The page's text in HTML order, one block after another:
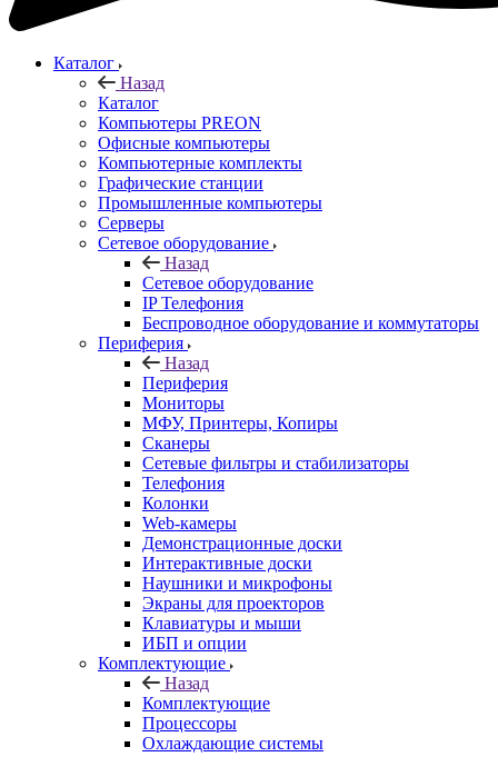
Каталог
Назад
Каталог
Компьютеры PREON
Офисные компьютеры
Компьютерные комплекты
Графические станции
Промышленные компьютеры
Серверы
Сетевое оборудование
Назад
Сетевое оборудование
IP Телефония
Беспроводное оборудование и коммутаторы
Периферия
Назад
Периферия
Мониторы
МФУ, Принтеры, Копиры
Сканеры
Сетевые фильтры и стабилизаторы
Телефония
Колонки
Web-камеры
Демонстрационные доски
Интерактивные доски
Наушники и микрофоны
Экраны для проекторов
Клавиатуры и мыши
ИБП и опции
Комплектующие
Назад
Комплектующие
Процессоры
Охлаждающие системы